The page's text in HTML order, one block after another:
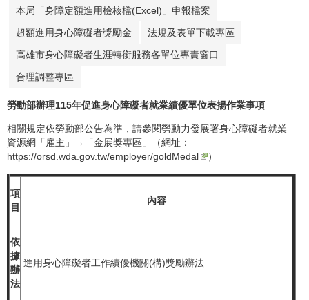
本局「身障定額進用檢核檔(Excel)」申報檔案
超額進用身心障礙者獎勵金
法規及表單下載專區
高雄市身心障礙者生涯轉銜服務各單位專責窗口
合理調整專區
勞動部辦理115年促進身心障礙者就業績優單位表揚作業事項
相關規定依勞動部公告為準，請參閱勞動力發展署身心障礙者就業
資源網「雇主」→「金展獎專區」（網址：
https://orsd.wda.gov.tw/employer/goldMedal
）
項
目
內容
依
據
辦
法
進用身心障礙者工作績優機關(構)獎勵辦法